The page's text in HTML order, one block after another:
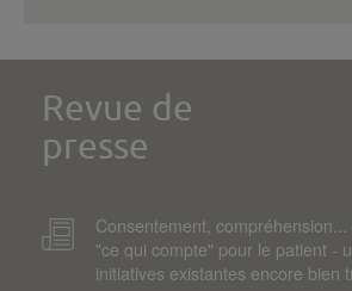
Revue de
presse
Consentement,
"ce qui compte" pour le patient -
initiatives existantes encore bien